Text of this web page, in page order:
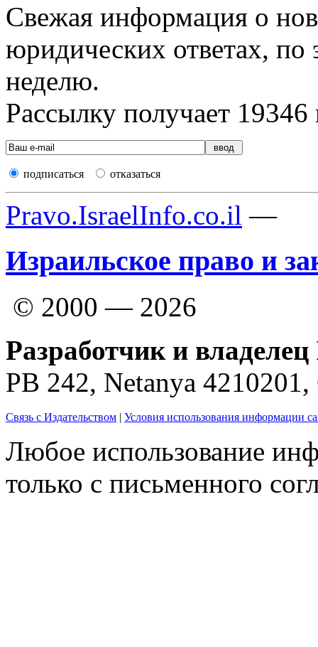
Свежая информация о
юридических ответах, по
неделю.
Рассылку получает 19346
подписаться отказаться
Pravo.IsraelInfo.co.il —
Израильское право и
© 2000 — 2026
Разработчик и
PB 242, Netanya
Связь с Издательством | Условия использования информации
Любое использование
только с письменного